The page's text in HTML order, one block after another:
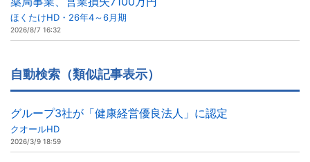
ほくたけHD・26年4～6月期
2026/8/7 16:32
自動検索（類似記事表示）
グループ3社が「健康経営優良法人」に認定
クオールHD
2026/3/9 18:59